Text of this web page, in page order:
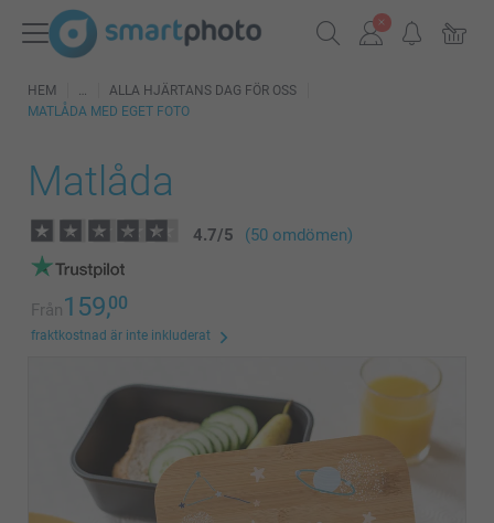
HEM
ALLA HJÄRTANS DAG FÖR OSS
MATLÅDA MED EGET FOTO
Matlåda
4.7/5 (50 omdömen)
Från159,00
fraktkostnad är inte inkluderat